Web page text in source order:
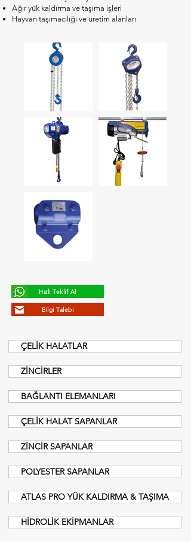
Ağır yük kaldırma ve taşıma işleri
Hayvan taşımacılığı ve üretim alanları
Hızlı Teklif Al
Bilgi Talebi
ÇELİK HALATLAR
ZİNCİRLER
BAĞLANTI ELEMANLARI
ÇELİK HALAT SAPANLAR
ZİNCİR SAPANLAR
POLYESTER SAPANLAR
ATLAS PRO YÜK KALDIRMA & TAŞIMA
HİDROLİK EKİPMANLAR